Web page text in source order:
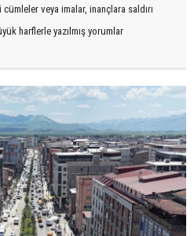
veya imalar, inançlara saldırı
harflerle yazılmış yorumlar